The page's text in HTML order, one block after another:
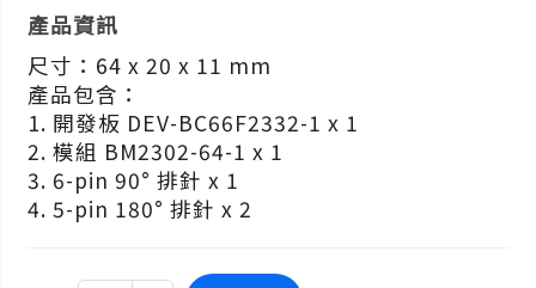
產品資訊
尺寸：64 x 20 x 11 mm
產品包含：
1. 開發板 DEV-BC66F2332-1 x 1
2. 模組 BM2302-64-1 x 1
3. 6-pin 90° 排針 x 1
4. 5-pin 180° 排針 x 2